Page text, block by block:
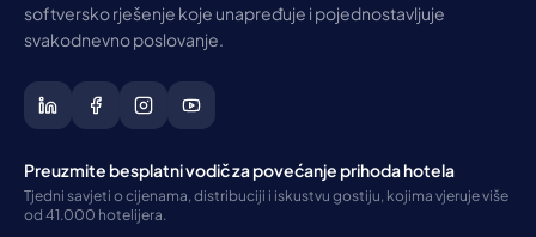
softversko rješenje koje unapređuje i pojednostavljuje
svakodnevno poslovanje.
Preuzmite besplatni vodič za povećanje prihoda hotela
Tjedni savjeti o cijenama, distribuciji i iskustvu gostiju, kojima vjeruje više
od 41.000 hotelijera.